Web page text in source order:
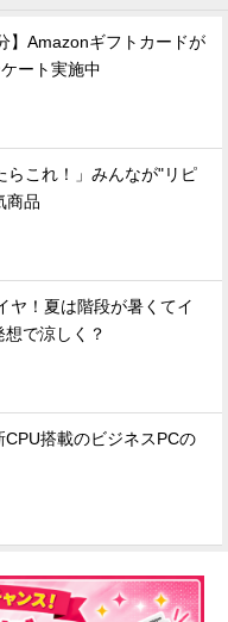
】Amazonギフトカードが
ート実施中
らこれ！」みんなが"リピ
商品
ヤ！夏は階段が暑くてイ
で涼しく？
搭載のビジネスPCの